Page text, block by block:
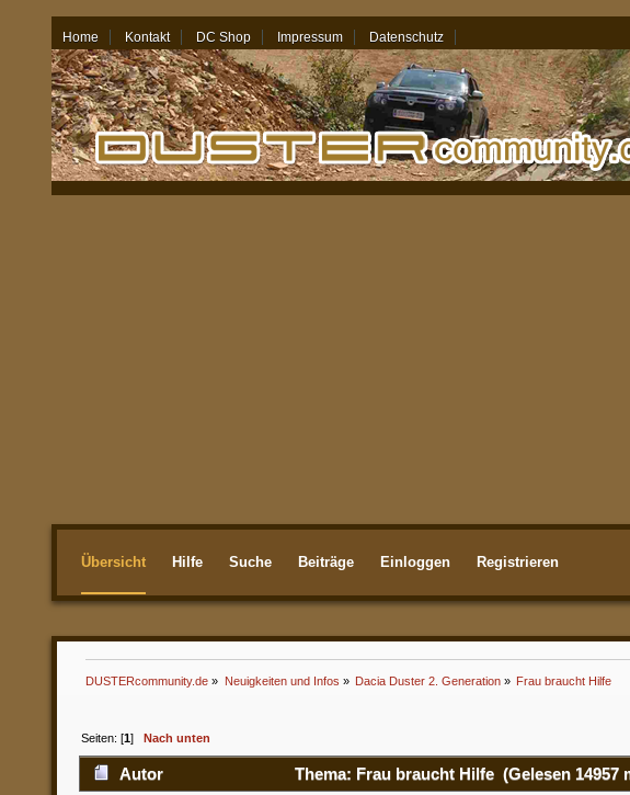
Home Kontakt DC Shop Impressum Datenschutz
07.08.26 - 22:58
Übersicht Hilfe Suche Beiträge Einloggen Registrieren
DUSTERcommunity.de » Neuigkeiten und Infos » Dacia Duster 2. Generation» Frau braucht Hilfe
Seiten: [1] Nach unten
Autor Thema: Frau braucht Hilfe (Gelesen 14957